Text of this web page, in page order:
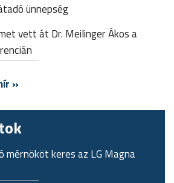
ünnepség
vett át Dr. Meilinger Ákos a
»
mérnököt keres az LG Magna